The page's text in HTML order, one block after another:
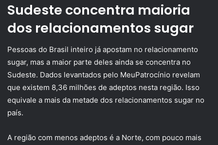
Sudeste concentra maioria
dos relacionamentos sugar
Pessoas do Brasil inteiro já apostam no relacionamento
sugar, mas a maior parte deles ainda se concentra no
Sudeste. Dados levantados pelo MeuPatrocínio revelam
que existem 8,36 milhões de adeptos nesta região. Isso
equivale a mais da metade dos relacionamentos sugar no
país.
A região com menos adeptos é a Norte, com pouco mais